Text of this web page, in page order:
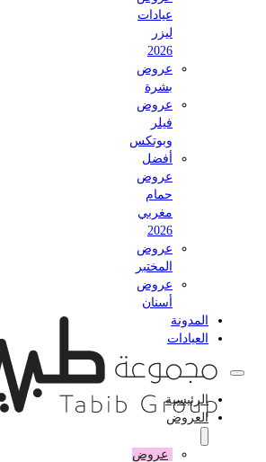
عيادات
عروض
بشرة
عروض
وبوتكس
أفضل
عروض
حمام
مغربي
عروض
المختبر
عروض
أسنان
المدونة
العيادات
الرئيسية
العروض
عروض